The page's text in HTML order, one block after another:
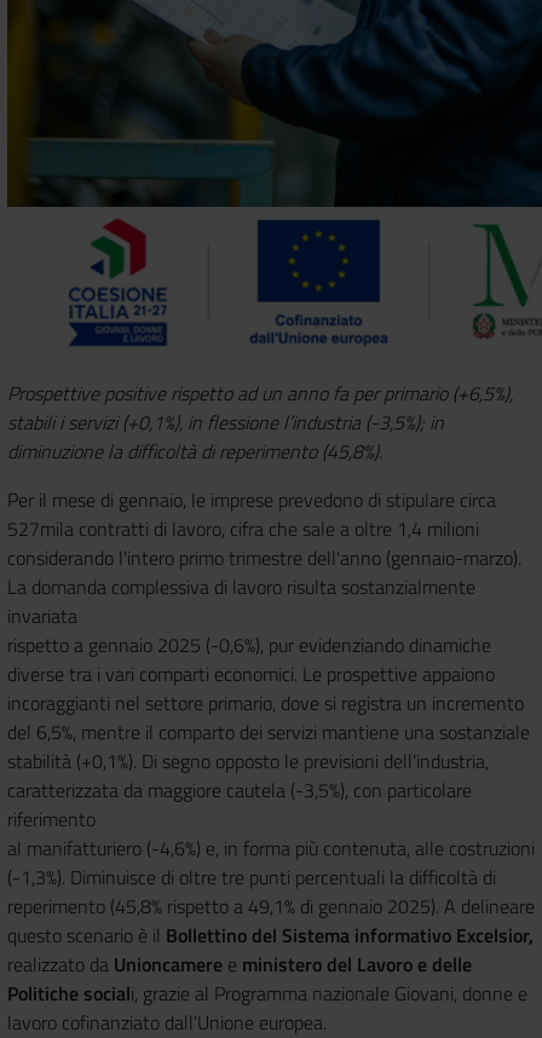
Prospettive positive rispetto ad un anno fa per primario (+6,5%),
stabili i servizi (+0,1%), in flessione l’industria (-3,5%); in
diminuzione la difficoltà di reperimento (45,8%).
Per il mese di gennaio, le imprese prevedono di stipulare circa
527mila contratti di lavoro, cifra che sale a oltre 1,4 milioni
considerando l'intero primo trimestre dell'anno (gennaio-marzo).
La domanda complessiva di lavoro risulta sostanzialmente
invariata
rispetto a gennaio 2025 (-0,6%), pur evidenziando dinamiche
diverse tra i vari comparti economici. Le prospettive appaiono
incoraggianti nel settore primario, dove si registra un incremento
del 6,5%, mentre il comparto dei servizi mantiene una sostanziale
stabilità (+0,1%). Di segno opposto le previsioni dell'industria,
caratterizzata da maggiore cautela (-3,5%), con particolare
riferimento
al manifatturiero (-4,6%) e, in forma più contenuta, alle costruzioni
(-1,3%). Diminuisce di oltre tre punti percentuali la difficoltà di
reperimento (45,8% rispetto a 49,1% di gennaio 2025). A delineare
questo scenario è il Bollettino del Sistema informativo Excelsior,
realizzato da Unioncamere e ministero del Lavoro e delle
Politiche sociali, grazie al Programma nazionale Giovani, donne e
lavoro cofinanziato dall'Unione europea.